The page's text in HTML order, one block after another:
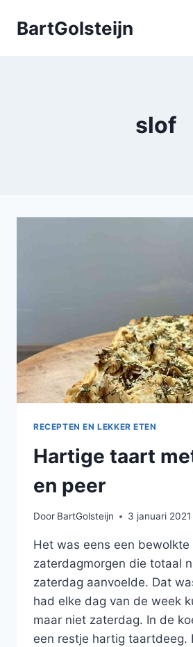
naarBartGolsteijn
slof
RECEPTEN EN LEKKER ETEN
Hartige taart
en peer
Door BartGolsteijn 3 januari 2021
Het was eens een bewolkte
zaterdagmorgen die totaal
zaterdag aanvoelde. Dat
had elke dag van de week
maar niet zaterdag. In de
een restje hartig taartdeeg.